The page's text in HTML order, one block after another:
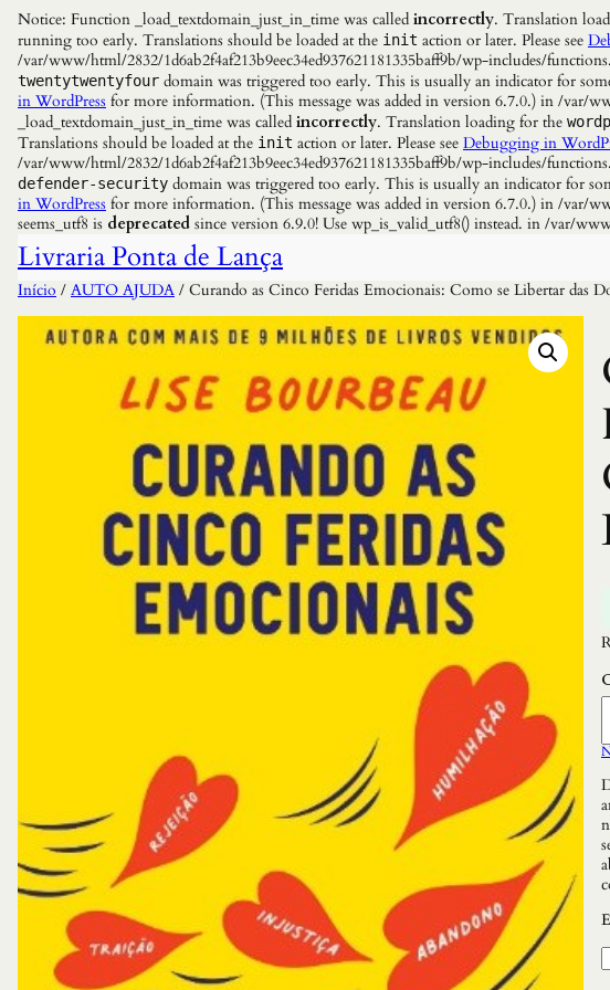
Notice: Function _load_textdomain_just_in_time was called incorrectly. Translation
running too early. Translations should be loaded at the init action or later. Please see
/var/www/html/2832/1d6ab2f4af213b9eec34ed937621181335baff9b/wp-includes/
twentytwentyfour domain was triggered too early. This is usually an indicator for
in WordPress for more information. (This message was added in version 6.7.0.) in /var/
_load_textdomain_just_in_time was called incorrectly. Translation loading for the
Translations should be loaded at the init action or later. Please see Debugging in
/var/www/html/2832/1d6ab2f4af213b9eec34ed937621181335baff9b/wp-includes/
defender-security domain was triggered too early. This is usually an indicator for
in WordPress for more information. (This message was added in version 6.7.0.) in /var/
seems_utf8 is deprecated since version 6.9.0! Use wp_is_valid_utf8() instead. in /var/
Livraria Ponta de Lança
Início / AUTO AJUDA / Curando as Cinco Feridas Emocionais: Como se Libertar das
u